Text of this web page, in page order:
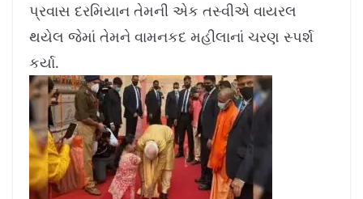
પ્રવાસ દરમિયાન તેમની એક તસ્વીએ વાયરલ
થયેલ જેમાં તેમને વામનકદ મહીલાનાં ચરણ સ્પર્શ
કર્યા.